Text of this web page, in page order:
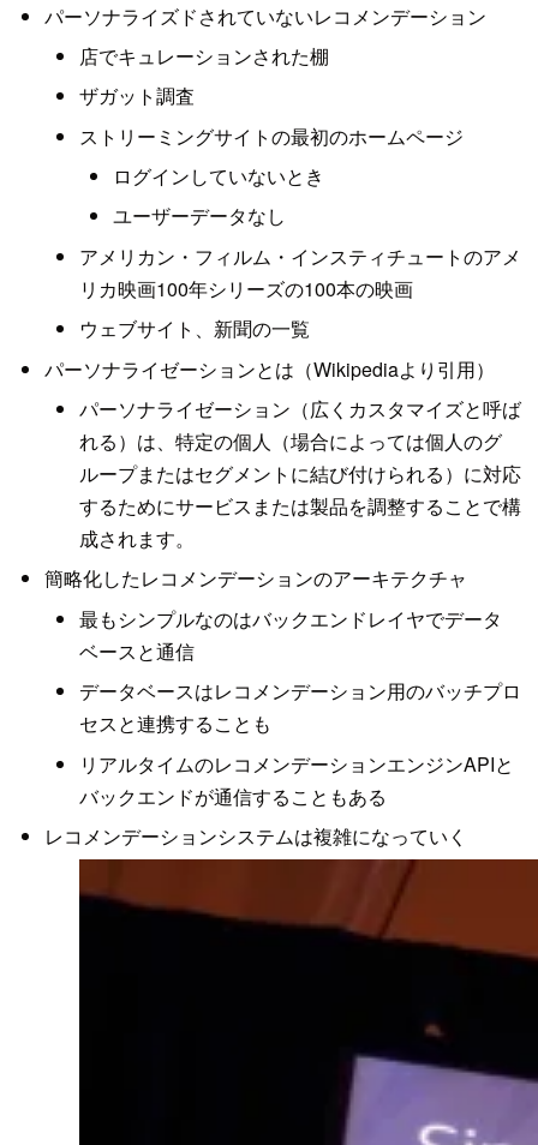
パーソナライズドされていないレコメンデーション
店でキュレーションされた棚
ザガット調査
ストリーミングサイトの最初のホームページ
ログインしていないとき
ユーザーデータなし
アメリカン・フィルム・インスティチュートのアメ
リカ映画100年シリーズの100本の映画
ウェブサイト、新聞の一覧
パーソナライゼーションとは（Wikipediaより引用）
パーソナライゼーション（広くカスタマイズと呼ば
れる）は、特定の個人（場合によっては個人のグ
ループまたはセグメントに結び付けられる）に対応
するためにサービスまたは製品を調整することで構
成されます。
簡略化したレコメンデーションのアーキテクチャ
最もシンプルなのはバックエンドレイヤでデータ
ベースと通信
データベースはレコメンデーション用のバッチプロ
セスと連携することも
リアルタイムのレコメンデーションエンジンAPIと
バックエンドが通信することもある
レコメンデーションシステムは複雑になっていく